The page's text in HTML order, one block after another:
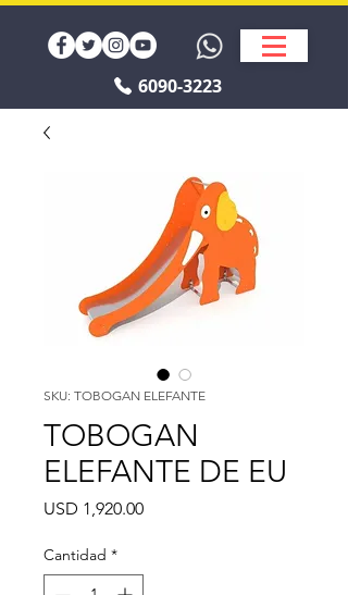
6090-3223
SKU: TOBOGAN ELEFANTE
TOBOGAN
ELEFANTE DE EU
USD 1,920.00Precio
Cantidad *